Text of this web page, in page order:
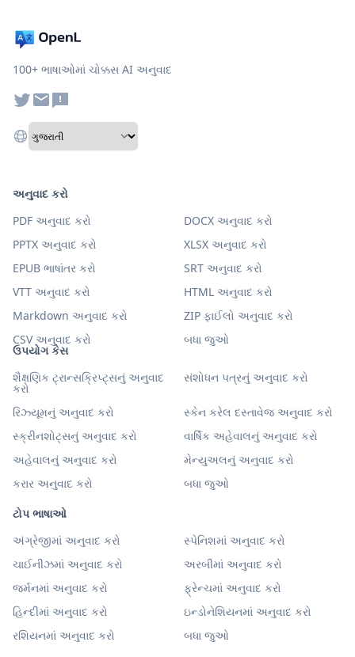
100+ ભાષાઓમાં ચોક્કસ AI અનુવાદ
ઉપયોગ કેસ
શૈક્ષણિક ટ્રાન્સક્રિપ્ટ્સનું અનુવાદ
કરો
સંશોધન પત્રનું અનુવાદ કરો
રિઝ્યૂમનું અનુવાદ કરો
સ્કેન કરેલ દસ્તાવેજ અનુવાદ કરો
સ્ક્રીનશોટ્સનું અનુવાદ કરો
વાર્ષિક અહેવાલનું અનુવાદ કરો
અહેવાલનું અનુવાદ કરો
મેન્યુઅલનું અનુવાદ કરો
કરાર અનુવાદ કરો
બધા જુઓ
ટોપ ભાષાઓ
અંગ્રેજીમાં અનુવાદ કરો
સ્પેનિશમાં અનુવાદ કરો
ચાઈનીઝમાં અનુવાદ કરો
અરબીમાં અનુવાદ કરો
જર્મનમાં અનુવાદ કરો
ફ્રેન્ચમાં અનુવાદ કરો
હિન્દીમાં અનુવાદ કરો
ઇન્ડોનેશિયનમાં અનુવાદ કરો
રશિયનમાં અનુવાદ કરો
બધા જુઓ
અનુવાદ કરો
PDF અનુવાદ કરો
DOCX અનુવાદ કરો
PPTX અનુવાદ કરો
XLSX અનુવાદ કરો
EPUB ભાષાંતર કરો
SRT અનુવાદ કરો
VTT અનુવાદ કરો
HTML અનુવાદ કરો
Markdown અનુવાદ કરો
ZIP ફાઈલો અનુવાદ કરો
CSV અનુવાદ કરો
બધા જુઓ